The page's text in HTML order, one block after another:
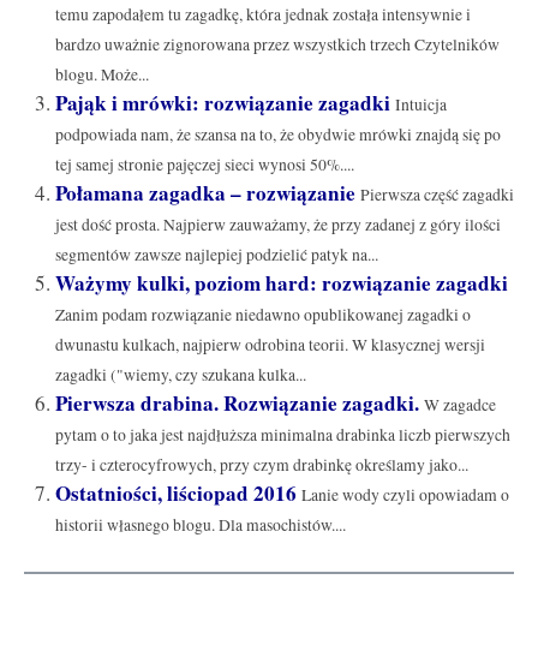
temu zapodałem tu zagadkę, która jednak została intensywnie i
bardzo uważnie zignorowana przez wszystkich trzech Czytelników
blogu. Może...
Pająk i mrówki: rozwiązanie zagadki Intuicja
podpowiada nam, że szansa na to, że obydwie mrówki znajdą się po
tej samej stronie pajęczej sieci wynosi 50%....
Połamana zagadka – rozwiązanie Pierwsza część zagadki
jest dość prosta. Najpierw zauważamy, że przy zadanej z góry ilości
segmentów zawsze najlepiej podzielić patyk na...
Ważymy kulki, poziom hard: rozwiązanie zagadki
Zanim podam rozwiązanie niedawno opublikowanej zagadki o
dwunastu kulkach, najpierw odrobina teorii. W klasycznej wersji
zagadki ("wiemy, czy szukana kulka...
Pierwsza drabina. Rozwiązanie zagadki. W zagadce
pytam o to jaka jest najdłuższa minimalna drabinka liczb pierwszych
trzy- i czterocyfrowych, przy czym drabinkę określamy jako...
Ostatniości, liściopad 2016 Lanie wody czyli opowiadam o
historii własnego blogu. Dla masochistów....